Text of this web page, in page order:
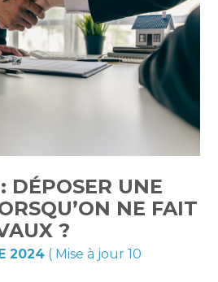
DÉPOSER UNE
NE FAIT
?
2024 ( Mise à jour 10